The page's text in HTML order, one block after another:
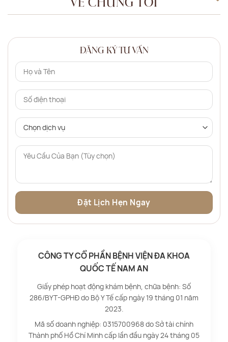
VỀ CHÚNG TÔI
ĐĂNG KÝ TƯ VẤN
CÔNG TY CỔ PHẦN BỆNH VIỆN ĐA KHOA
QUỐC TẾ NAM AN
Giấy phép hoạt động khám bệnh, chữa bệnh: Số
286/BYT-GPHĐ do Bộ Y Tế cấp ngày 19 tháng 01 năm
2023.
Mã số doanh nghiệp: 0315700968 do Sở tài chính
Thành phố Hồ Chí Minh cấp lần đầu ngày 24 tháng 05